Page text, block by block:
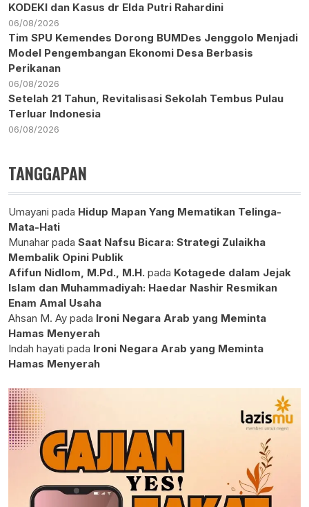
KODEKI dan Kasus dr Elda Putri Rahardini
06/08/2026
Tim SPU Kemendes Dorong BUMDes Jenggolo Menjadi
Model Pengembangan Ekonomi Desa Berbasis
Perikanan
06/08/2026
Setelah 21 Tahun, Revitalisasi Sekolah Tembus Pulau
Terluar Indonesia
06/08/2026
TANGGAPAN
Umayani pada Hidup Mapan Yang Mematikan Telinga-
Mata-Hati
Munahar pada Saat Nafsu Bicara: Strategi Zulaikha
Membalik Opini Publik
Afifun Nidlom, M.Pd., M.H. pada Kotagede dalam Jejak
Islam dan Muhammadiyah: Haedar Nashir Resmikan
Enam Amal Usaha
Ahsan M. Ay pada Ironi Negara Arab yang Meminta
Hamas Menyerah
Indah hayati pada Ironi Negara Arab yang Meminta
Hamas Menyerah